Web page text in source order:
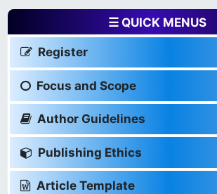
☰ QUICK MENUS
Register
Focus and Scope
Author Guidelines
Publishing Ethics
Article Template